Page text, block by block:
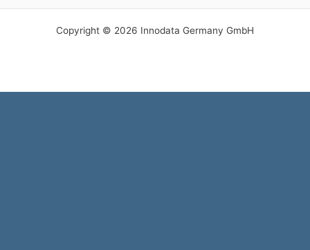
Copyright © 2026 Innodata Germany GmbH